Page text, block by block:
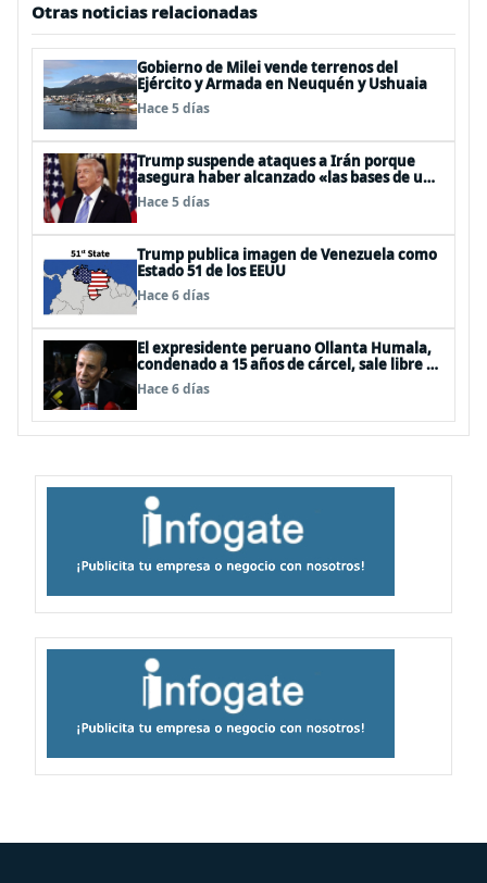
Otras noticias relacionadas
Gobierno de Milei vende terrenos del
Ejército y Armada en Neuquén y Ushuaia
Hace 5 días
Trump suspende ataques a Irán porque
asegura haber alcanzado «las bases de un
acuerdo»
Hace 5 días
Trump publica imagen de Venezuela como
Estado 51 de los EEUU
Hace 6 días
El expresidente peruano Ollanta Humala,
condenado a 15 años de cárcel, sale libre al
anularse su caso
Hace 6 días